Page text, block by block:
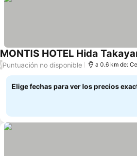
MONTIS HOTEL Hida
/Puntuación no disponible a 0.6 km de:
Elige fechas para ver los precios